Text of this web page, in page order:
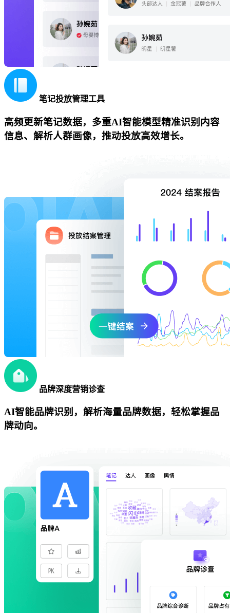
笔记投放管理工具
高频更新笔记数据，多重AI智能模型精准识别内容
信息、解析人群画像，推动投放高效增长。
品牌深度营销诊查
AI智能品牌识别，解析海量品牌数据，轻松掌握品
牌动向。